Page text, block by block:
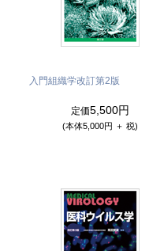
入門組織学改訂第2版
定価5,500円
(本体5,000円 ＋ 税)